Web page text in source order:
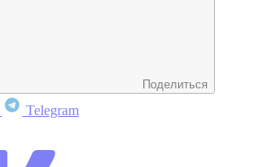
Поделиться
Telegram